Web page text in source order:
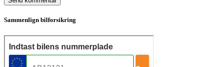
Sammenlign bilforsikring